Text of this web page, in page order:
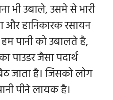
भी उबाले, उसमे से भारी
हानिकारक रसायन
पानी को उबालते है,
पाउडर जैसा पदार्थ
जाता है। जिसको लोग
पीने लायक है।